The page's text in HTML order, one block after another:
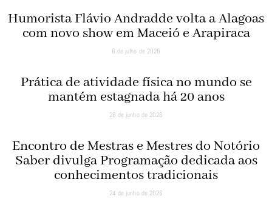
Humorista Flávio Andradde volta a Alagoas
com novo show em Maceió e Arapiraca
6 de julho de 2026
Prática de atividade física no mundo se
mantém estagnada há 20 anos
28 de junho de 2026
Encontro de Mestras e Mestres do Notório
Saber divulga Programação dedicada aos
conhecimentos tradicionais
24 de junho de 2026